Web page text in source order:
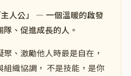
主人公 」 — 一個溫暖的啟發
隊、促進成長的人。
聚、激勵他人時最是自在，
組織協調 ， 不是技能，是你